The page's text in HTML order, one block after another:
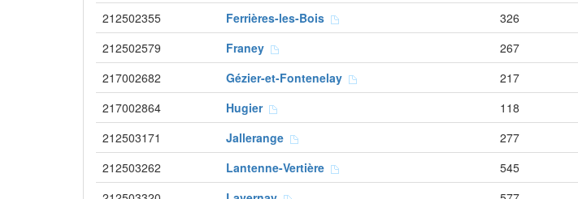
212502355 Ferrières-les-Bois 326
212502579 Franey 267
217002682 Gézier-et-Fontenelay 217
217002864 Hugier 118
212503171 Jallerange 277
212503262 Lantenne-Vertière 545